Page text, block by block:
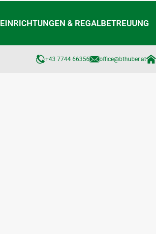
EINRICHTUNGEN & REGALBETREUUNG
+43 7744 66356 office@bthuber.at​